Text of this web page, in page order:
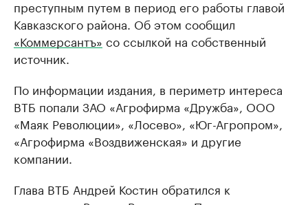
преступным путем в период его работы главой
Кавказского района. Об этом сообщил
«Коммерсантъ» со ссылкой на собственный
источник.
По информации издания, в периметр интереса
ВТБ попали ЗАО «Агрофирма «Дружба», ООО
«Маяк Революции», «Лосево», «Юг-Агропром»,
«Агрофирма «Воздвиженская» и другие
компании.
Глава ВТБ Андрей Костин обратился к